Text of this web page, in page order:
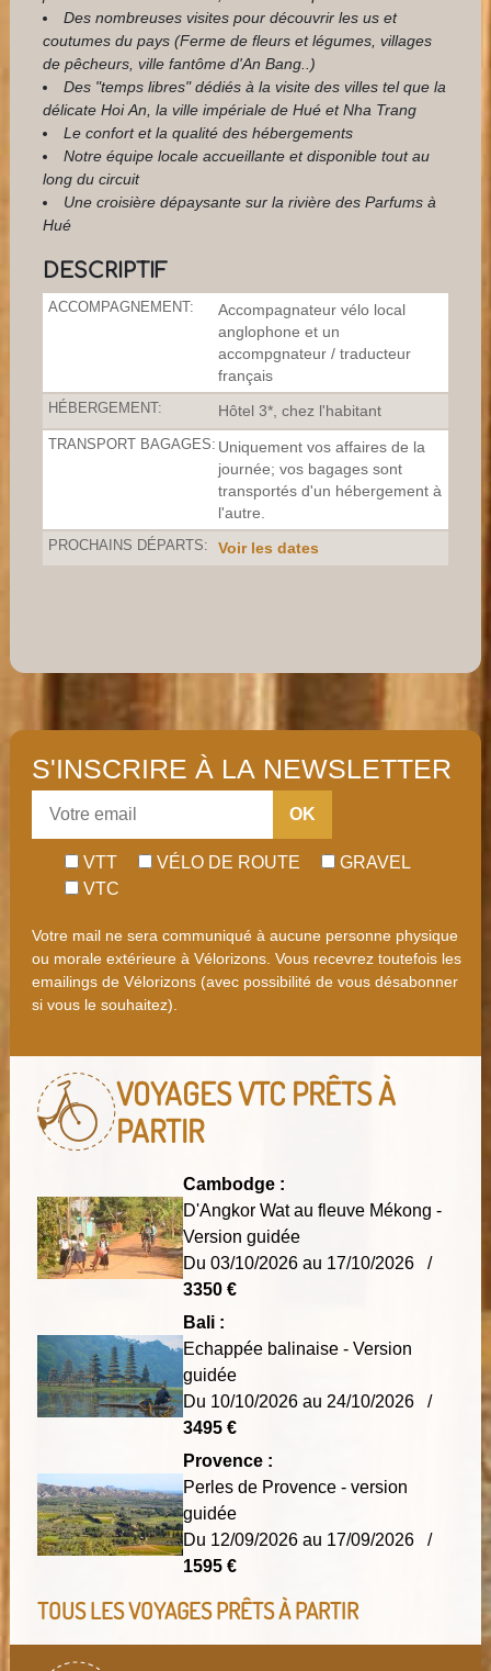
Des nombreuses visites pour découvrir les us et
coutumes du pays (Ferme de fleurs et légumes, villages
de pêcheurs, ville fantôme d'An Bang..)
Des "temps libres" dédiés à la visite des villes tel que la
délicate Hoi An, la ville impériale de Hué et Nha Trang
Le confort et la qualité des hébergements
Notre équipe locale accueillante et disponible tout au
long du circuit
Une croisière dépaysante sur la rivière des Parfums à
Hué
DESCRIPTIF
ACCOMPAGNEMENT:
Accompagnateur vélo local
anglophone et un
accompgnateur / traducteur
français
HÉBERGEMENT: Hôtel 3*, chez l'habitant
TRANSPORT BAGAGES: Uniquement vos affaires de la
journée; vos bagages sont
transportés d'un hébergement à
l'autre.
PROCHAINS DÉPARTS: Voir les dates
S'INSCRIRE À LA NEWSLETTER
OK
VTT VÉLO DE ROUTE
GRAVEL
VTC
Votre mail ne sera communiqué à aucune personne physique
ou morale extérieure à Vélorizons. Vous recevrez toutefois les
emailings de Vélorizons (avec possibilité de vous désabonner
si vous le souhaitez).
VOYAGES VTC PRÊTS À
PARTIR
Cambodge :
D'Angkor Wat au fleuve Mékong -
Version guidée
Du 03/10/2026 au 17/10/2026 /
3350 €
Bali :
Echappée balinaise - Version
guidée
Du 10/10/2026 au 24/10/2026 /
3495 €
Provence :
Perles de Provence - version
guidée
Du 12/09/2026 au 17/09/2026 /
1595 €
TOUS LES VOYAGES PRÊTS À PARTIR